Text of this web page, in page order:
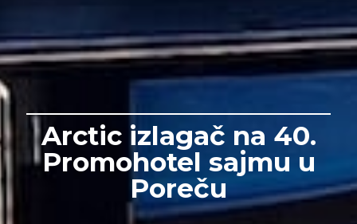
Arctic izlagač na 40.
Promohotel sajmu u
Poreču